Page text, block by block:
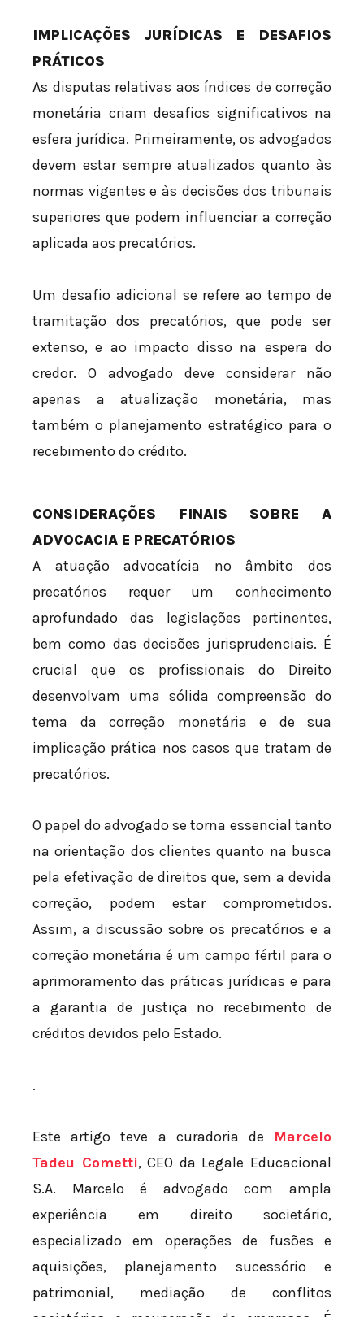
IMPLICAÇÕES JURÍDICAS E DESAFIOS
PRÁTICOS
As disputas relativas aos índices de correção
monetária criam desafios significativos na
esfera jurídica. Primeiramente, os advogados
devem estar sempre atualizados quanto às
normas vigentes e às decisões dos tribunais
superiores que podem influenciar a correção
aplicada aos precatórios.
Um desafio adicional se refere ao tempo de
tramitação dos precatórios, que pode ser
extenso, e ao impacto disso na espera do
credor. O advogado deve considerar não
apenas a atualização monetária, mas
também o planejamento estratégico para o
recebimento do crédito.
CONSIDERAÇÕES FINAIS SOBRE A
ADVOCACIA E PRECATÓRIOS
A atuação advocatícia no âmbito dos
precatórios requer um conhecimento
aprofundado das legislações pertinentes,
bem como das decisões jurisprudenciais. É
crucial que os profissionais do Direito
desenvolvam uma sólida compreensão do
tema da correção monetária e de sua
implicação prática nos casos que tratam de
precatórios.
O papel do advogado se torna essencial tanto
na orientação dos clientes quanto na busca
pela efetivação de direitos que, sem a devida
correção, podem estar comprometidos.
Assim, a discussão sobre os precatórios e a
correção monetária é um campo fértil para o
aprimoramento das práticas jurídicas e para
a garantia de justiça no recebimento de
créditos devidos pelo Estado.
.
Este artigo teve a curadoria de Marcelo
Tadeu Cometti, CEO da Legale Educacional
S.A. Marcelo é advogado com ampla
experiência em direito societário,
especializado em operações de fusões e
aquisições, planejamento sucessório e
patrimonial, mediação de conflitos